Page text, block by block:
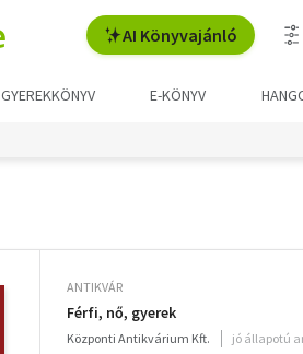
AI Könyvajánló
GYEREKKÖNYV E-KÖNYV
ANTIKVÁR
Férfi, nő, gyerek
Központi Antikvárium Kft. jó állapotú